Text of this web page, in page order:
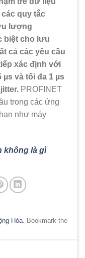
quy tắc
lượng
biệt cho lưu
cả các yêu cầu
xác định với
và tối đa 1 µs
PROFINET
trong các ứng
như máy
không là gì
Hóa . Bookmark the